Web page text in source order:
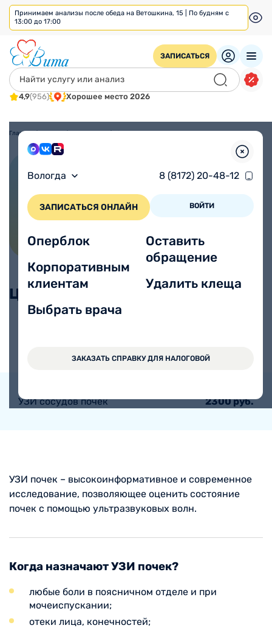
Принимаем анализы после обеда на Ветошкина, 15 | По будням с
13:00 до 17:00
ЗАПИСАТЬСЯ
4,9(956) Хорошее место 2026
Вологда 8 (8172) 20-48-12
ЗАПИСАТЬСЯ ОНЛАЙН ВОЙТИ
Оперблок
Корпоративным
клиентам
Выбрать врача
Оставить
обращение
Удалить клеща
ЗАКАЗАТЬ СПРАВКУ ДЛЯ НАЛОГОВОЙ
Главная/Вологда/Диагностика/УЗИ почек
УЗИ почек
Цены
УЗИ сосудов почек 2300 руб.
УЗИ почек – высокоинформативное и современное
исследование, позволяющее оценить состояние
почек с помощью ультразвуковых волн.
Когда назначают УЗИ почек?
любые боли в поясничном отделе и при
мочеиспускании;
отеки лица, конечностей;